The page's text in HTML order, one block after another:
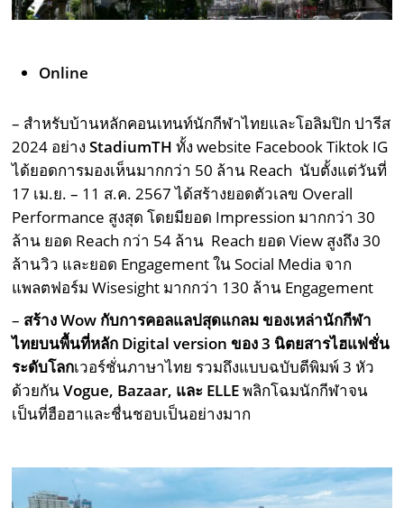
Online
– สำหรับบ้านหลักคอนเทนท์นักกีฬาไทยและโอลิมปิก ปารีส
2024 อย่างStadiumTH ทั้ง website Facebook Tiktok IG
ได้ยอดการมองเห็นมากกว่า 50 ล้าน Reach นับตั้งแต่วันที่
17 เม.ย. – 11 ส.ค. 2567 ได้สร้างยอดตัวเลข Overall
Performance สูงสุด โดยมียอด Impression มากกว่า 30
ล้าน ยอด Reach กว่า 54 ล้าน Reach ยอด View สูงถึง 30
ล้านวิว และยอด Engagement ใน Social Media จาก
แพลตฟอร์ม Wisesight มากกว่า 130 ล้าน Engagement
– สร้างWow กับการคอลแลปสุดแกลม ของเหล่านักกีฬา
ไทยบนพื้นที่หลัก Digital version ของ 3 นิตยสารไฮแฟชั่น
ระดับโลกเวอร์ชั่นภาษาไทย รวมถึงแบบฉบับตีพิมพ์ 3 หัว
ด้วยกันVogue, Bazaar, และ ELLEพลิกโฉมนักกีฬาจน
เป็นที่ฮือฮาและชื่นชอบเป็นอย่างมาก